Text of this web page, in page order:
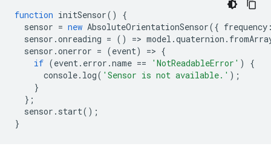
function initSensor()
{
sensor = new AbsoluteOrientationSensor({ frequency
sensor .onreading = () => model .quaternion .
sensor .onerror = (event) => {
if (event . error .name == 'NotReadableError' )
{
console. log( 'Sensor is not available.' );
}
};
sensor . start();
}